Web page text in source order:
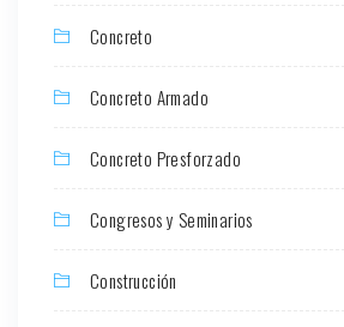
Concreto
Concreto Armado
Concreto Presforzado
Congresos y Seminarios
Construcción